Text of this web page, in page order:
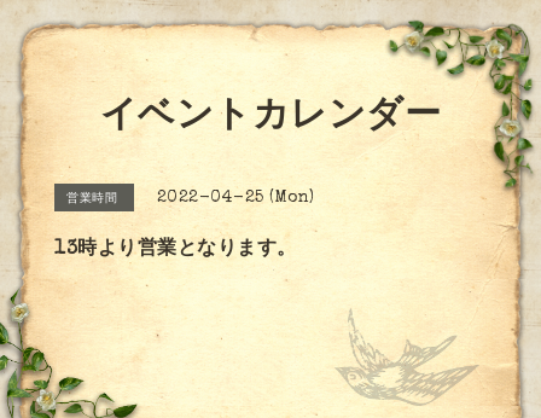
イベントカレンダー
営業時間 2022-04-25 (Mon)
13時より営業となります。